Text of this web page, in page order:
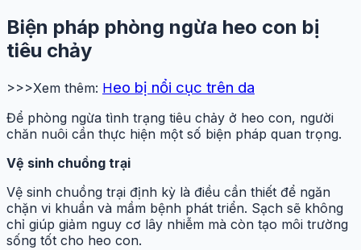
Biện pháp phòng ngừa heo con bị
tiêu chảy
>>>Xem thêm: Heo bị nổi cục trên da
Để phòng ngừa tình trạng tiêu chảy ở heo con, người
chăn nuôi cần thực hiện một số biện pháp quan trọng.
Vệ sinh chuồng trại
Vệ sinh chuồng trại định kỳ là điều cần thiết để ngăn
chặn vi khuẩn và mầm bệnh phát triển. Sạch sẽ không
chỉ giúp giảm nguy cơ lây nhiễm mà còn tạo môi trường
sống tốt cho heo con.